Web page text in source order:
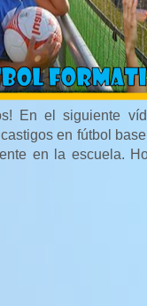
En el siguiente
en fútbol
en la escuela.